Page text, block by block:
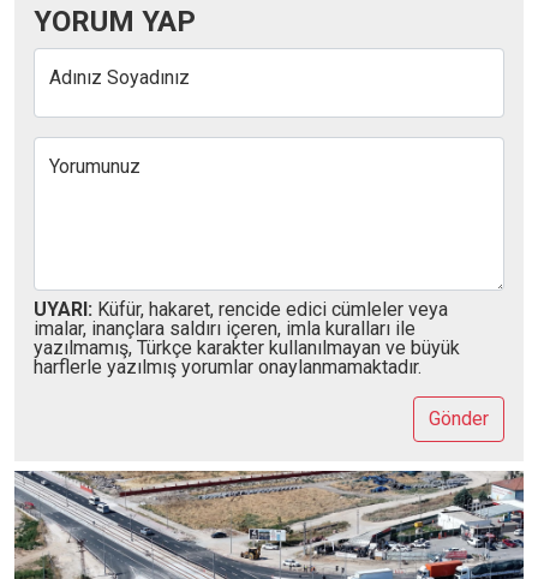
YORUM YAP
Adınız Soyadınız
Yorumunuz
UYARI: Küfür, hakaret, rencide edici cümleler veya
imalar, inançlara saldırı içeren, imla kuralları ile
yazılmamış, Türkçe karakter kullanılmayan ve büyük
harflerle yazılmış yorumlar onaylanmamaktadır.
Gönder